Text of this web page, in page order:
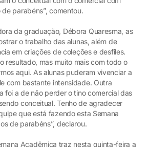
parabéns”, comentou.
da graduação, Débora Quaresma, as
o trabalho das alunas, além de
em criações de coleções e desfiles.
resultado, mas muito mais com todo o
aqui. As alunas puderam vivenciar a
com bastante intensidade. Outra
foi a de não perder o tino comercial das
conceitual. Tenho de agradecer
que está fazendo esta Semana
de parabéns”, declarou.
Acadêmica traz nesta quinta-feira a